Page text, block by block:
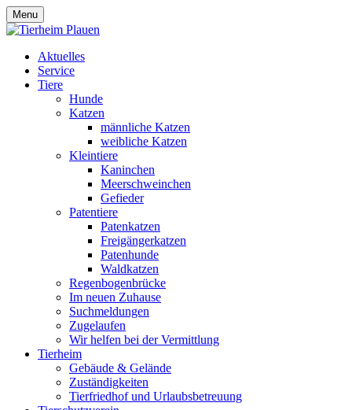
Menu
Aktuelles
Service
Tiere
Hunde
Katzen
männliche Katzen
weibliche Katzen
Kleintiere
Kaninchen
Meerschweinchen
Gefieder
Patentiere
Patenkatzen
Freigängerkatzen
Patenhunde
Waldkatzen
Regenbogenbrücke
Im neuen Zuhause
Suchmeldungen
Zugelaufen
Wir helfen bei der Vermittlung
Tierheim
Gebäude & Gelände
Zuständigkeiten
Tierfriedhof und Urlaubsbetreuung